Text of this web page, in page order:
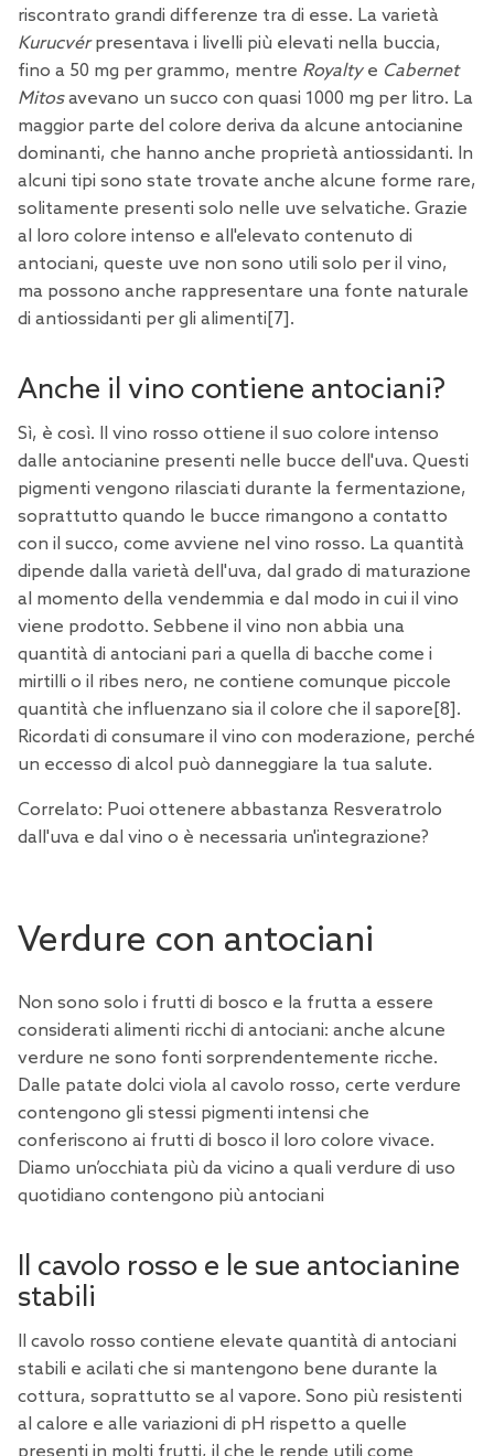
riscontrato grandi differenze tra di esse. La varietà
Kurucvérpresentava i livelli più elevati nella buccia,
fino a 50 mg per grammo, mentre Royaltye Cabernet
Mitosavevano un succo con quasi 1000 mg per litro. La
maggior parte del colore deriva da alcune antocianine
dominanti, che hanno anche proprietà antiossidanti. In
alcuni tipi sono state trovate anche alcune forme rare,
solitamente presenti solo nelle uve selvatiche. Grazie
al loro colore intenso e all'elevato contenuto di
antociani, queste uve non sono utili solo per il vino,
ma possono anche rappresentare una fonte naturale
di antiossidanti per gli alimenti [7].
Anche il vino contiene antociani?
Sì, è così. Il vino rosso ottiene il suo colore intenso
dalle antocianine presenti nelle bucce dell'uva. Questi
pigmenti vengono rilasciati durante la fermentazione,
soprattutto quando le bucce rimangono a contatto
con il succo, come avviene nel vino rosso. La quantità
dipende dalla varietà dell'uva, dal grado di maturazione
al momento della vendemmia e dal modo in cui il vino
viene prodotto. Sebbene il vino non abbia una
quantità di antociani pari a quella di bacche come i
mirtilli o il ribes nero, ne contiene comunque piccole
quantità che influenzano sia il colore che il sapore [8].
Ricordati di consumare il vino con moderazione, perché
un eccesso di alcol può danneggiare la tua salute.
Correlato: Puoi ottenere abbastanza Resveratrolo
dall'uva e dal vino o è necessaria un'integrazione?
Verdure con antociani
Non sono solo i frutti di bosco e la frutta a essere
considerati alimenti ricchi di antociani: anche alcune
verdure ne sono fonti sorprendentemente ricche.
Dalle patate dolci viola al cavolo rosso, certe verdure
contengono gli stessi pigmenti intensi che
conferiscono ai frutti di bosco il loro colore vivace.
Diamo un’occhiata più da vicino a quali verdure di uso
quotidiano contengono più antociani
Il cavolo rosso e le sue antocianine
stabili
Il cavolo rosso contiene elevate quantità di antociani
stabili e acilati che si mantengono bene durante la
cottura, soprattutto se al vapore. Sono più resistenti
al calore e alle variazioni di pH rispetto a quelle